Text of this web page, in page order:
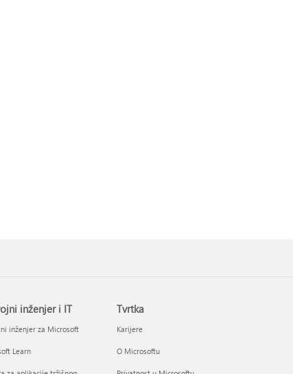
inženjer i IT
inženjer za Microsoft
Learn
Tvrtka
Karijere
O Microsoftu